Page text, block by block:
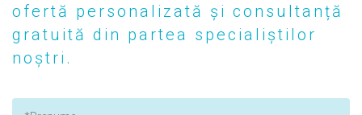
ofertă personalizată și consultanță
gratuită din partea specialiștilor
noștri.